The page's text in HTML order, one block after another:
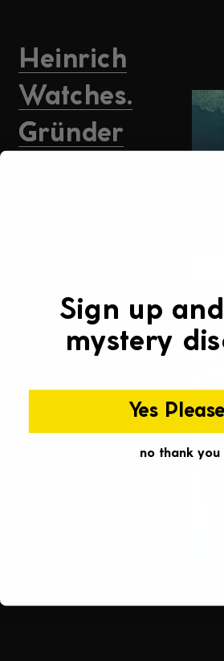
Heinrich
Watches.
Gründer
Sign up
mystery
Yes
no thank you